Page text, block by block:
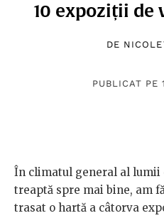
10 expoziții de
DE
PUBLICAT PE
În climatul general al lumii
treaptă spre mai bine, am
trasat o hartă a câtorva